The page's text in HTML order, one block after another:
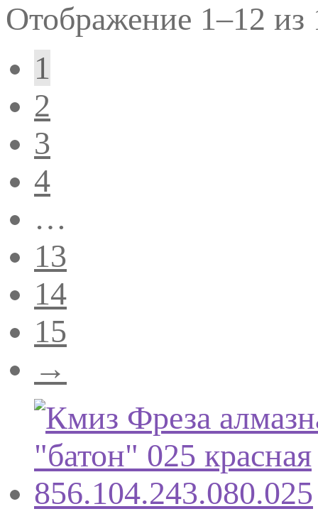
Отображение 1–12 из
1
2
3
4
…
13
14
15
→